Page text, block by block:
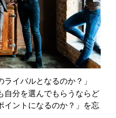
ライバルとなるのか？」
自分を選んでもらうならど
イントになるのか？」を忘